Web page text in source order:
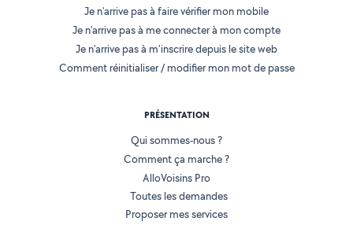
Je n'arrive pas à faire vérifier mon mobile
Je n'arrive pas à me connecter à mon compte
Je n'arrive pas à m'inscrire depuis le site web
Comment réinitialiser / modifier mon mot de passe
PRÉSENTATION
Qui sommes-nous ?
Comment ça marche ?
AlloVoisins Pro
Toutes les demandes
Proposer mes services